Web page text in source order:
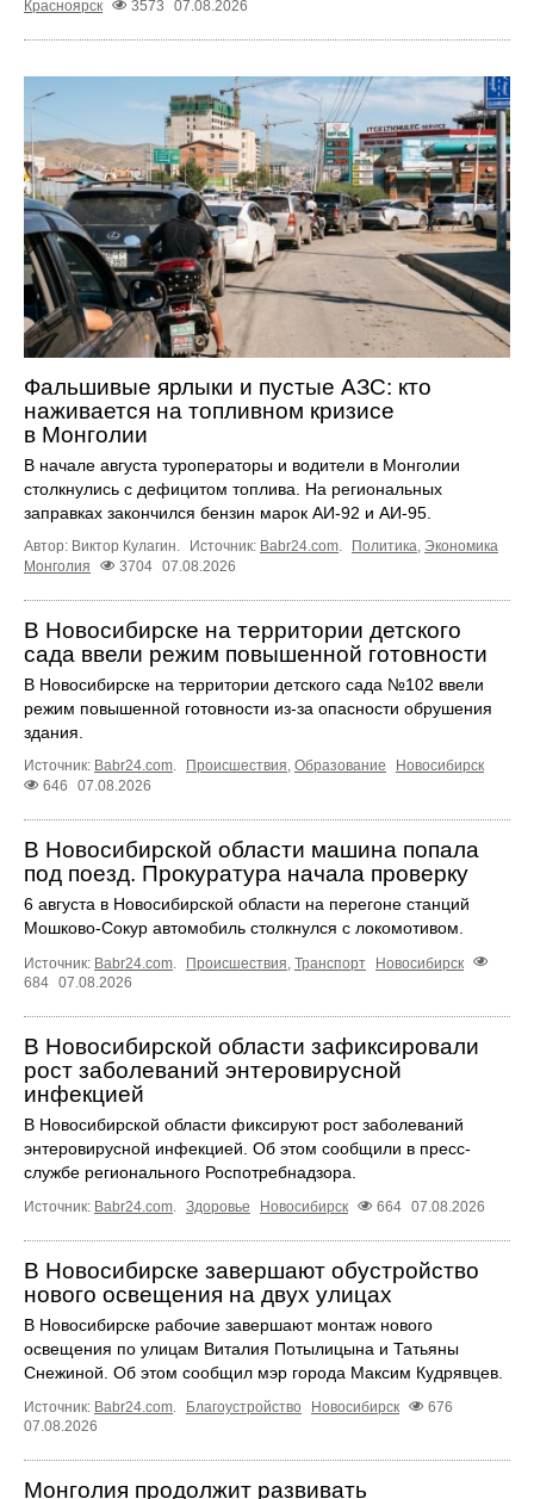
Красноярск 3573 07.08.2026
Фальшивые ярлыки и пустые АЗС: кто
наживается на топливном кризисе
в Монголии
В начале августа туроператоры и водители в Монголии
столкнулись с дефицитом топлива. На региональных
заправках закончился бензин марок АИ-92 и АИ-95.
Автор: Виктор Кулагин. Источник: Babr24.com. Политика, Экономика
Монголия
3704 07.08.2026
В Новосибирске на территории детского
сада ввели режим повышенной готовности
В Новосибирске на территории детского сада №102 ввели
режим повышенной готовности из-за опасности обрушения
здания.
Источник: Babr24.com. Происшествия, Образование
Новосибирск
646
07.08.2026
В Новосибирской области машина попала
под поезд. Прокуратура начала проверку
6 августа в Новосибирской области на перегоне станций
Мошково-Сокур автомобиль столкнулся с локомотивом.
Источник: Babr24.com Происшествия Транспорт
Новосибирск
684 07.08.2026
В Новосибирской области зафиксировали
рост заболеваний энтеровирусной
инфекцией
В Новосибирской области фиксируют рост заболеваний
энтеровирусной инфекцией. Об этом сообщили в пресс-
службе регионального Роспотребнадзора.
Источник: Babr24.com Здоровье Новосибирск 664 07.08.2026
В Новосибирске завершают обустройство
нового освещения на двух улицах
В Новосибирске рабочие завершают монтаж нового
освещения по улицам Виталия Потылицына и Татьяны
Снежиной. Об этом сообщил мэр города Максим Кудрявцев.
Источник: Babr24.com Благоустройство Новосибирск
676
07.08.2026
Монголия продолжит развивать